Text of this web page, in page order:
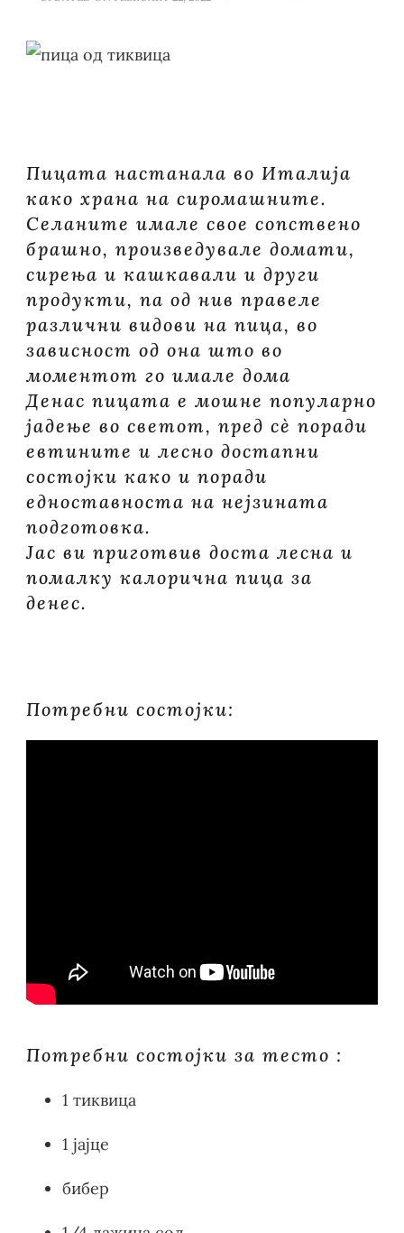
Пицата настанала во Италија
како храна на сиромашните.
Селаните имале свое сопствено
брашно, произведувале домати,
сирења и кашкавали и други
продукти, па од нив правеле
различни видови на пица, во
зависност од она што во
моментот го имале дома
Денас пицата е мошне популарно
јадење во светот, пред сѐ поради
евтините и лесно достапни
состојки како и поради
едноставноста на нејзината
подготовка.
Јас ви приготвив доста лесна и
помалку калорична пица за
денес.
Потребни состојки:
Потребни состојки за тесто :
1 тиквица
1 јајце
бибер